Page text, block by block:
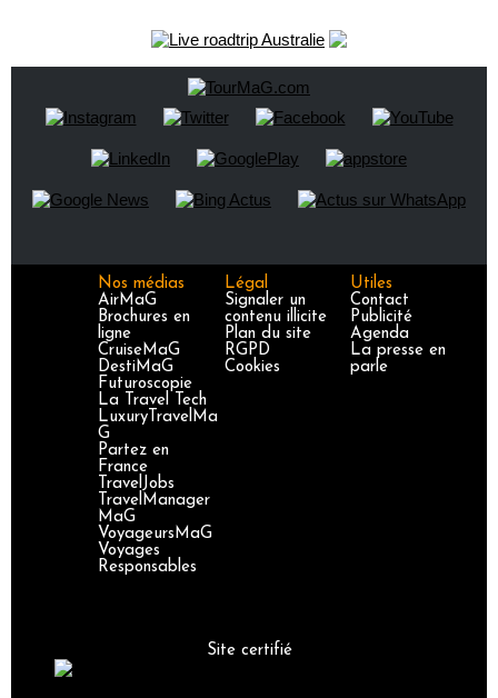
Nos médias
AirMaG
Brochures en
ligne
CruiseMaG
DestiMaG
Futuroscopie
La Travel Tech
LuxuryTravelMa
G
Partez en
France
TravelJobs
TravelManager
MaG
VoyageursMaG
Voyages
Responsables
Légal
Signaler un
contenu illicite
Plan du site
RGPD
Cookies
Utiles
Contact
Publicité
Agenda
La presse en
parle
Site certifié